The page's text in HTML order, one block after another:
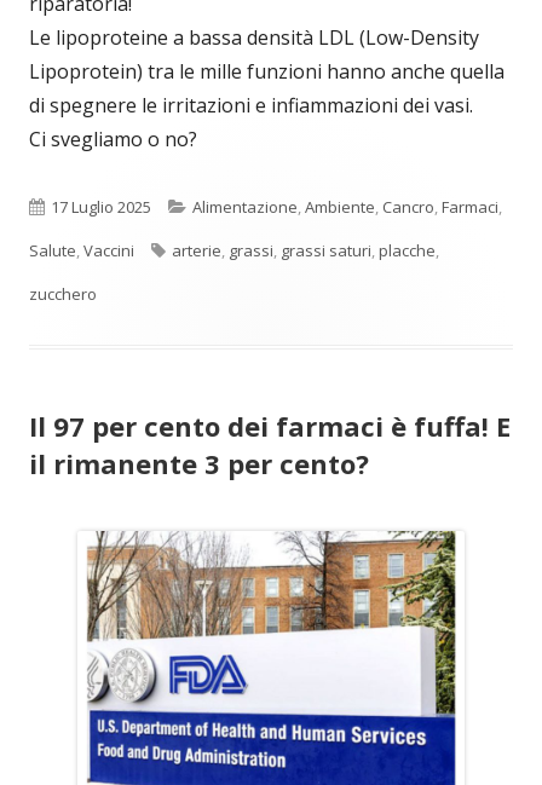
Le lipoproteine a bassa densità LDL (Low-Density
Lipoprotein) tra le mille funzioni hanno anche quella
di spegnere le irritazioni e infiammazioni dei vasi.
Ci svegliamo o no?
Pubblicato
17 Luglio 2025 Categorie
Alimentazione Ambiente Cancro Farmaci
Salute Vaccini Tag
arterie grassi grassi saturi placche
zucchero
Il 97 per cento dei farmaci è fuffa! E
il rimanente 3 per cento?